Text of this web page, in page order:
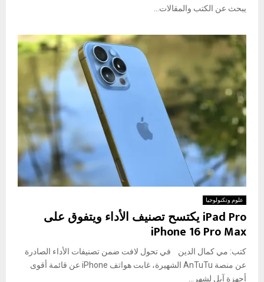
يبحث عن الكتب والمقالات...
علوم وتكنولوجيا
iPad Pro يكتسح تصنيف الأداء ويتفوق على
iPhone 16 Pro Max
كتب: مي كمال الدين في تحول لافت ضمن تصنيفات الأداء الصادرة
عن منصة AnTuTu الشهيرة، غابت هواتف iPhone عن قائمة أقوى
أجهزة آبل لشهر...